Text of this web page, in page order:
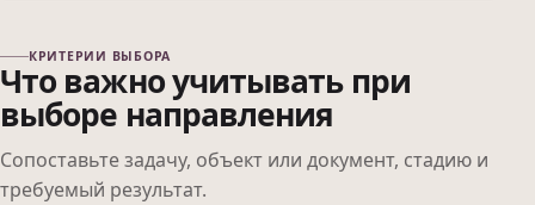
КРИТЕРИИ ВЫБОРА
Что важно учитывать при
выборе направления
Сопоставьте задачу, объект или документ, стадию и
требуемый результат.